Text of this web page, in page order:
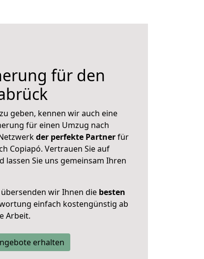
für den
geben, kennen wir auch eine
für einen Umzug nach
der perfekte Partnerfür
Copiapó. Vertrauen Sie auf
Sie uns gemeinsam Ihren
wir Ihnen die besten
einfach kostengünstig ab
Arbeit.
erhalten